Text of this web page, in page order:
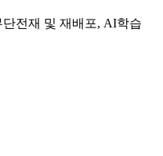
전재 및 재배포, AI학습